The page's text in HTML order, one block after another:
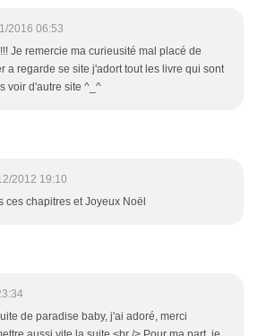
2016 06:53
Je remercie ma curieusité mal placé de
a regarde se site j'adort tout les livre qui sont
voir d'autre site ^_^
2012 19:10
ces chapitres et Joyeux Noël
de paradise baby, j'ai adoré, merci